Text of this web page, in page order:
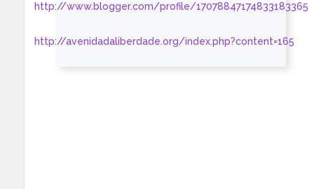
http://www.blogger.com/profile/17078847174833183365
http://avenidadaliberdade.org/index.php?content=165